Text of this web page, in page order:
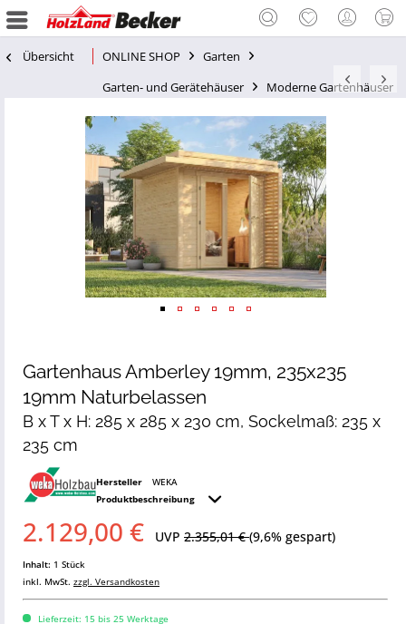
Übersicht ONLINE SHOP
Garten
Garten- und Gerätehäuser
Moderne Gartenhäuser
Gartenhaus Amberley 19mm, 235x235
19mm Naturbelassen
B x T x H: 285 x 285 x 230 cm, Sockelmaß: 235 x
235 cm
Hersteller
WEKA
Produktbeschreibung
2.129,00 € UVP 2.355,01 €(9,6% gespart)
Inhalt: 1 Stück
inkl. MwSt. zzgl. Versandkosten
Lieferzeit: 15 bis 25 Werktage